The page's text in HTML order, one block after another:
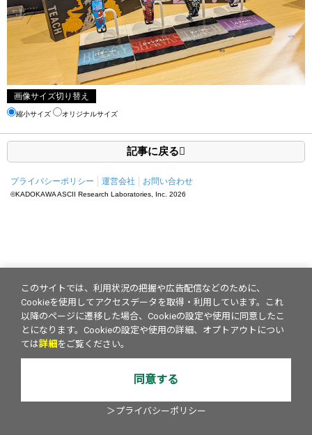
画像サイズ切り替え
縮小サイズ オリジナルサイズ
記事に戻る
プライバシーポリシー 運営会社 お問い合わせ
©KADOKAWA ASCII Research Laboratories, Inc. 2026
このサイトでは、利用状況の把握や広告配信などのために、
Cookieを使用してアクセスデータを取得・利用しています。これ
以降のページに遷移した場合、Cookieの設定や使用に同意したこ
とになります。Cookieの設定や使用の詳細、オプトアウトについ
ては詳細 をご覧ください。
同意する
＞プライバシーポリシー